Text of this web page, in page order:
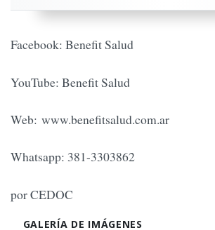
Facebook: Benefit Salud
YouTube: Benefit Salud
Web: www.benefitsalud.com.ar
Whatsapp: 381-3303862
por CEDOC
GALERÍA DE IMÁGENES